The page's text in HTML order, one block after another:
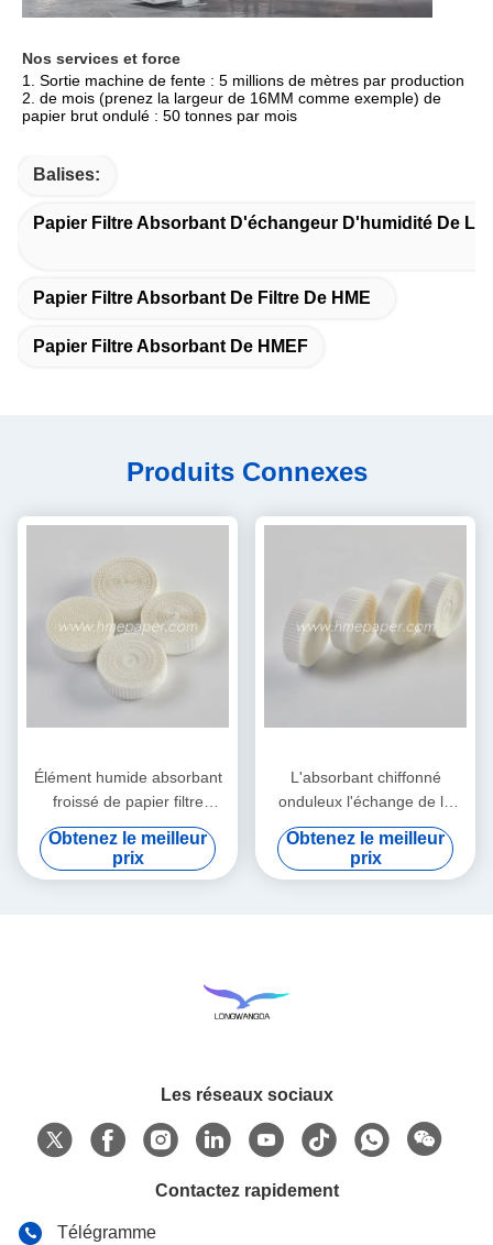
Nos services et force
1. Sortie machine de fente : 5 millions de mètres par production
2. de mois (prenez la largeur de 16MM comme exemple) de
papier brut ondulé : 50 tonnes par mois
Balises:
Papier Filtre Absorbant D'échangeur D'humidité De La
Papier Filtre Absorbant De Filtre De HME
Papier Filtre Absorbant De HMEF
Produits Connexes
Élément humide absorbant
froissé de papier filtre
d'échangeur de la chaleur et
d'humidité
Obtenez le meilleur
prix
L'absorbant chiffonné
onduleux l'échange de la
chaleur et d'humidité de
papier filtre
Obtenez le meilleur
prix
Les réseaux sociaux
Contactez rapidement
Télégramme